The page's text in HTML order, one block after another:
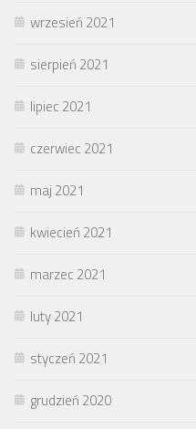
wrzesień 2021
sierpień 2021
lipiec 2021
czerwiec 2021
maj 2021
kwiecień 2021
marzec 2021
luty 2021
styczeń 2021
grudzień 2020